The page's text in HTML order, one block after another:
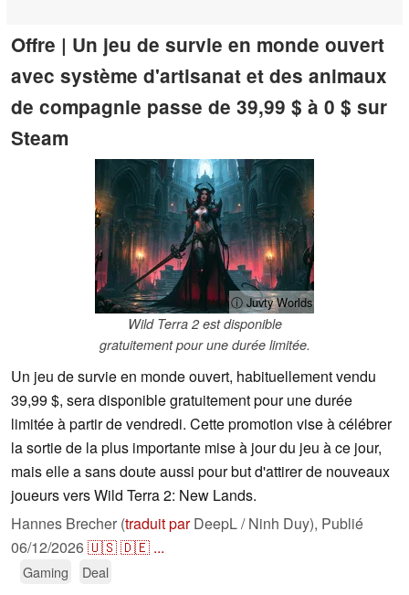
Offre | Un jeu de survie en monde ouvert
avec système d'artisanat et des animaux
de compagnie passe de 39,99 $ à 0 $ sur
Steam
ⓘ Juvty Worlds
Wild Terra 2 est disponible
gratuitement pour une durée limitée.
Un jeu de survie en monde ouvert, habituellement vendu
39,99 $, sera disponible gratuitement pour une durée
limitée à partir de vendredi. Cette promotion vise à célébrer
la sortie de la plus importante mise à jour du jeu à ce jour,
mais elle a sans doute aussi pour but d'attirer de nouveaux
joueurs vers Wild Terra 2: New Lands.
Hannes Brecher (traduit parDeepL / Ninh Duy), Publié
06/12/2026🇺🇸🇩🇪 ...
Gaming Deal